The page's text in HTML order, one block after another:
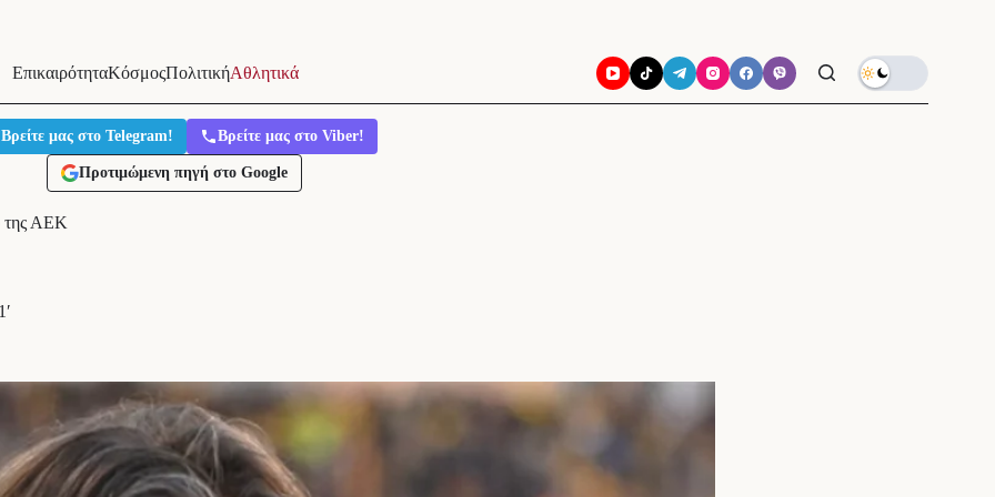
ΕπικαιρότηταΚόσμοςΠολιτικήΑθλητικά
Βρείτε μας στο Telegram! Βρείτε μας στο Viber!
Προτιμώμενη πηγή στο Google
της ΑΕΚ
1′